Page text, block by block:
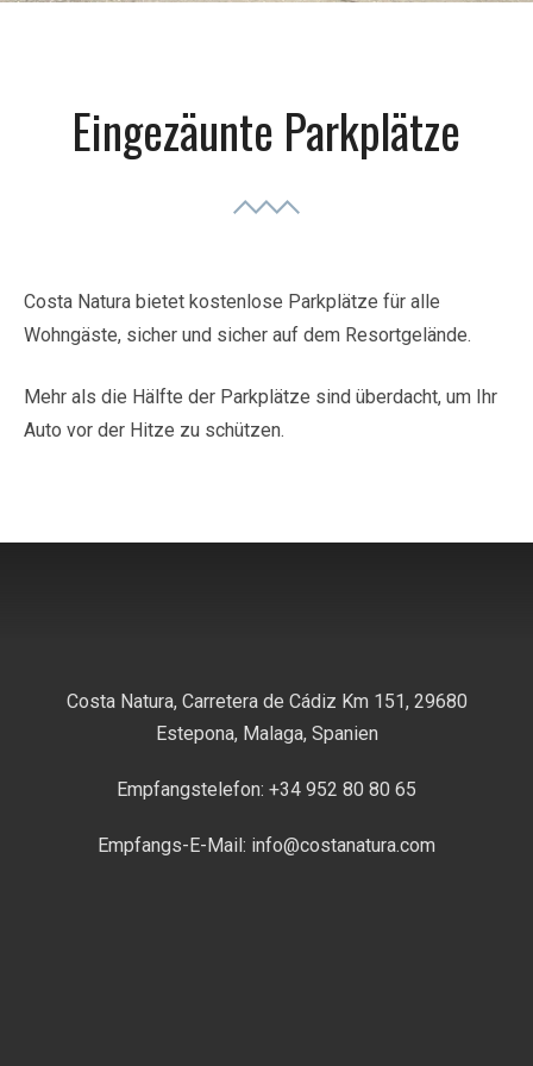
Eingezäunte Parkplätze
Costa Natura bietet kostenlose Parkplätze für alle
Wohngäste, sicher und sicher auf dem Resortgelände.
Mehr als die Hälfte der Parkplätze sind überdacht, um Ihr
Auto vor der Hitze zu schützen.
Costa Natura, Carretera de Cádiz Km 151, 29680
Estepona, Malaga, Spanien
Empfangstelefon: +34 952 80 80 65
Empfangs-E-Mail: info@costanatura.com